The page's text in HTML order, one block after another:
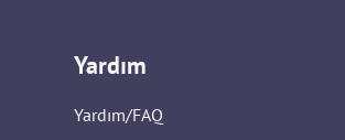
Yardım
Yardım/FAQ